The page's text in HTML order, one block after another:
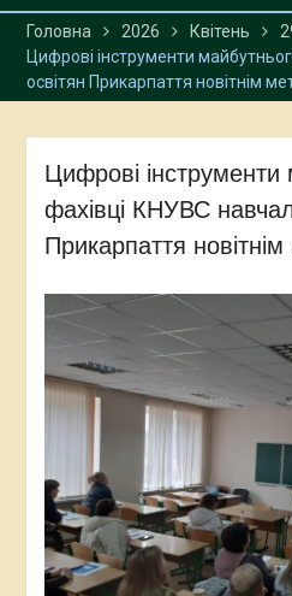
Головна 2026 Квітень
Цифрові інструменти
освітян Прикарпаття новітнім
Цифрові інструменти
фахівці КНУВС
Прикарпаття